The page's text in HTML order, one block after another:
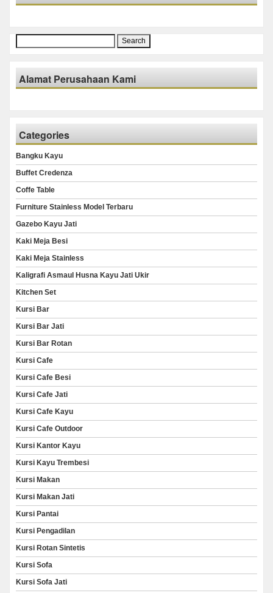
Search
for:
Alamat Perusahaan Kami
Categories
Bangku Kayu
Buffet Credenza
Coffe Table
Furniture Stainless Model Terbaru
Gazebo Kayu Jati
Kaki Meja Besi
Kaki Meja Stainless
Kaligrafi Asmaul Husna Kayu Jati Ukir
Kitchen Set
Kursi Bar
Kursi Bar Jati
Kursi Bar Rotan
Kursi Cafe
Kursi Cafe Besi
Kursi Cafe Jati
Kursi Cafe Kayu
Kursi Cafe Outdoor
Kursi Kantor Kayu
Kursi Kayu Trembesi
Kursi Makan
Kursi Makan Jati
Kursi Pantai
Kursi Pengadilan
Kursi Rotan Sintetis
Kursi Sofa
Kursi Sofa Jati